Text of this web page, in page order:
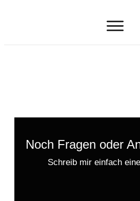
Noch Fragen oder
Schreib mir einfach